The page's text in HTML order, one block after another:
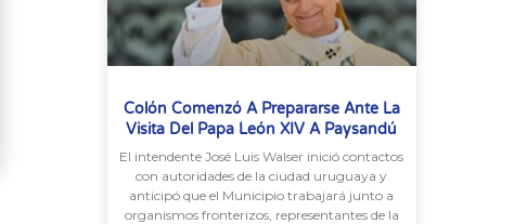
Colón Comenzó A Prepararse Ante La
Visita Del Papa León XIV A Paysandú
El intendente José Luis Walser inició contactos
con autoridades de la ciudad uruguaya y
anticipó que el Municipio trabajará junto a
organismos fronterizos, representantes de la